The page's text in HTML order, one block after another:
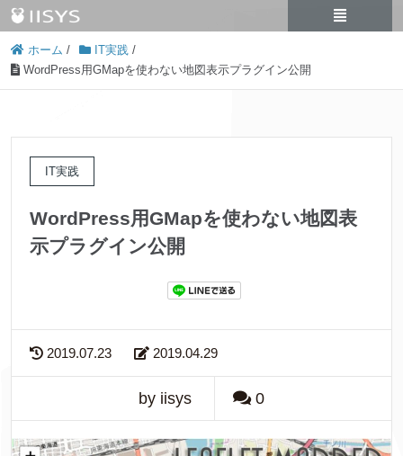
ホーム / IT実践 /
WordPress用GMapを使わない地図表示プラグイン公開
IT実践
WordPress用GMapを使わない地図表
示プラグイン公開
2019.07.23 2019.04.29
by iisys 0